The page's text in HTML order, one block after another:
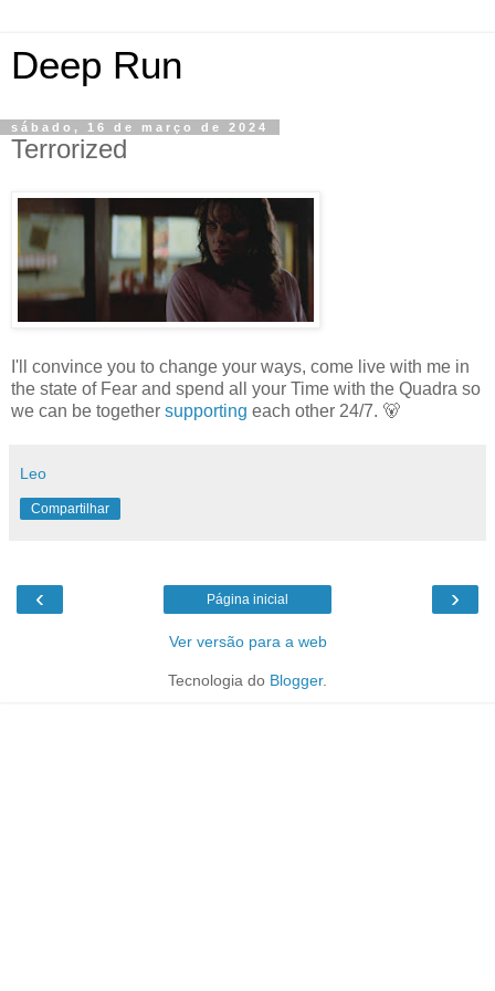
Deep Run
sábado, 16 de março de 2024
Terrorized
I'll convince you to change your ways, come live with me in
the state of Fear and spend all your Time with the Quadra so
we can be together supporting each other 24/7. 🐻
Leo
Compartilhar
‹ ›
Página inicial
Ver versão para a web
Tecnologia do Blogger.